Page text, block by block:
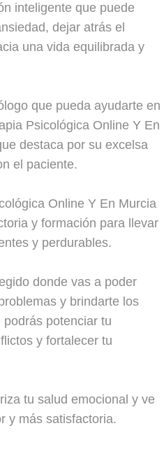
inteligente que puede
dejar atrás el
una vida equilibrada y
que pueda ayudarte en
Psicológica Online Y En
destaca por su excelsa
el paciente.
Online Y En Murcia
y formación para llevar
y perdurables.
donde vas a poder
y brindarte los
potenciar tu
y fortalecer tu
tu salud emocional y ve
y más satisfactoria.